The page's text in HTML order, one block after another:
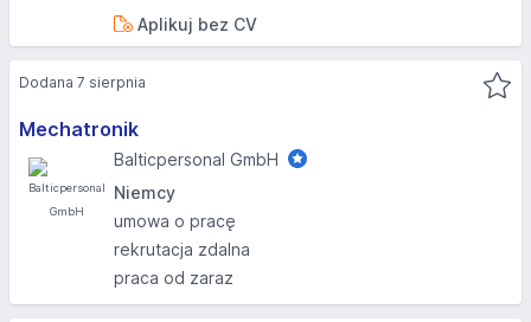
Aplikuj bez CV
Mechatronik
Balticpersonal GmbH
Niemcy
umowa o pracę
rekrutacja zdalna
praca od zaraz
Dodana 7 sierpnia